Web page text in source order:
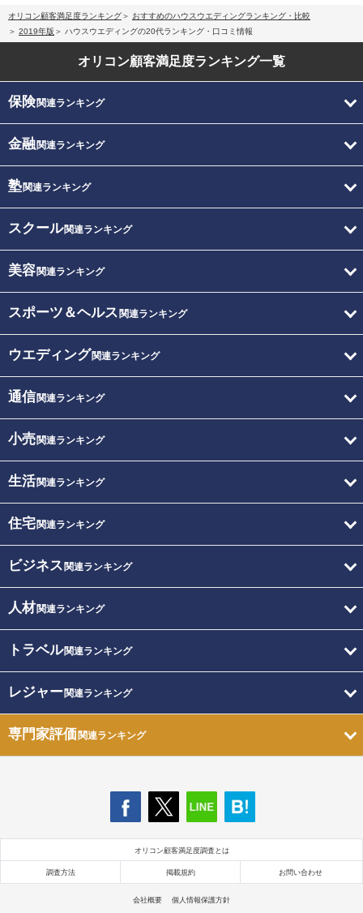
オリコン顧客満足度ランキング
おすすめのハウスウエディングランキング・比較
2019年版
ハウスウエディングの20代ランキング・口コミ情報
オリコン顧客満足度ランキング一覧
保険関連ランキング
金融関連ランキング
塾関連ランキング
スクール関連ランキング
美容関連ランキング
スポーツ＆ヘルス 関連ランキング
ウエディング関連ランキング
通信関連ランキング
小売関連ランキング
生活関連ランキング
住宅関連ランキング
ビジネス 関連ランキング
人材関連ランキング
トラベル関連ランキング
レジャー関連ランキング
専門家評価関連ランキング
オリコン顧客満足度調査とは
調査方法 掲載規約 お問い合わせ
会社概要 個人情報保護方針